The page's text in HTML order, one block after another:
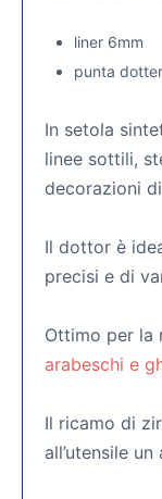
liner 6mm
punta
In setola
linee sottili,
decorazioni
Il dottor è
precisi e di
Ottimo per la
arabeschi e
Il ricamo di
all’utensile